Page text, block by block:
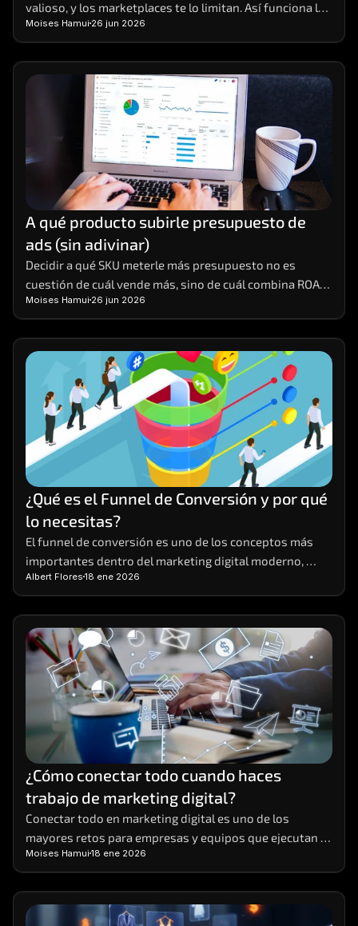
MHA Academy
valioso, y los marketplaces te lo limitan. Así funciona la
limitación y cómo conservar tu data completa.
Moises Hamui 26 jun 2026
A qué producto subirle presupuesto de
ads (sin adivinar)
Decidir a qué SKU meterle más presupuesto no es
cuestión de cuál vende más, sino de cuál combina ROAS
real, margen y stock para escalar sin tronar.
Moises Hamui 26 jun 2026
¿Qué es el Funnel de Conversión y por qué
lo necesitas?
El funnel de conversión es uno de los conceptos más
importantes dentro del marketing digital moderno,
aunque también uno de los menos comprendidos.
Muchas empresas generan tráfico
Albert Flores 18 ene 2026
¿Cómo conectar todo cuando haces
trabajo de marketing digital?
Conectar todo en marketing digital es uno de los
mayores retos para empresas y equipos que ejecutan
múltiples acciones al mismo tiempo
Moises Hamui 18 ene 2026